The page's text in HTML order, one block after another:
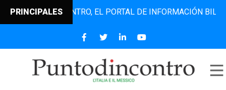
PRINCIPALES
PUNTODINCONTRO, EL PORTAL DE INFORMACIÓN